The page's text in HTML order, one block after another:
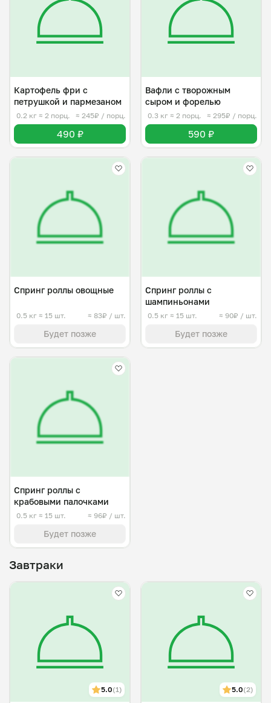
Картофель фри с
петрушкой и пармезаном
0.2 кг ≈ 2 порц. ≈ 245₽ / порц.
490 ₽
Вафли с творожным
сыром и форелью
0.3 кг ≈ 2 порц. ≈ 295₽ / порц.
590 ₽
Спринг роллы овощные
0.5 кг ≈ 15 шт. ≈ 83₽ / шт.
Будет позже
Спринг роллы с
шампиньонами
0.5 кг ≈ 15 шт. ≈ 90₽ / шт.
Будет позже
Спринг роллы с
крабовыми палочками
0.5 кг ≈ 15 шт. ≈ 96₽ / шт.
Будет позже
Завтраки
5.0(1) 5.0(2)